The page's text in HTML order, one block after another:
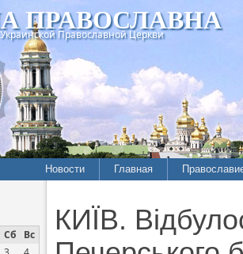
ПРАВОСЛАВНА
Православной Церкви
Новости Главная
Сб Вс
КИЇВ.